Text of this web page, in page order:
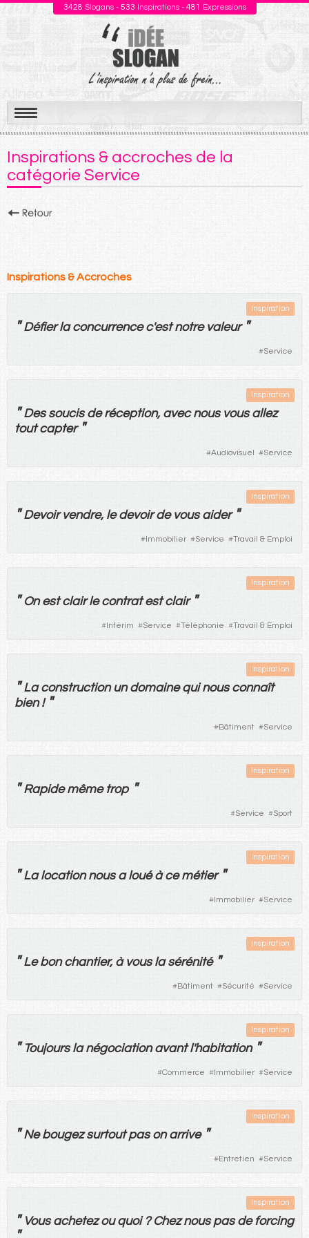
3428 Slogans - 533 Inspirations - 481 Expressions
Aller
au
contenu
Inspirations & accroches de la
catégorie Service
Inspirations & Accroches
Inspiration
" Défier la concurrencec'est notre valeur "
#Service
Inspiration
" Des soucis de réception, avec nous vous allez
tout capter "
#Audiovisuel #Service
Inspiration
" Devoir vendre, le devoirde vous aider "
#Immobilier #Service #Travail & Emploi
Inspiration
" On est clair le contrat est clair "
#Intérim #Service #Téléphonie #Travail & Emploi
Inspiration
" La construction un domaine qui nous connaît
bien! "
#Bâtiment #Service
Inspiration
" Rapide même trop "
#Service #Sport
Inspiration
" La location nous a loué à ce métier "
#Immobilier #Service
Inspiration
" Le bon chantier, à vous la sérénité "
#Bâtiment #Sécurité #Service
Inspiration
" Toujours la négociation avantl'habitation "
#Commerce #Immobilier #Service
Inspiration
" Ne bougez surtout pas on arrive "
#Entretien #Service
Inspiration
" Vous achetez ou quoi?Chez nous pas de forcing